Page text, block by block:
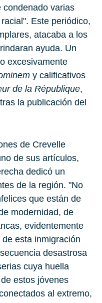
condenado varias
Este periódico,
atacaba a los
ayuda. Un
excesivamente
y calificativos
de la République,
la publicación del
de Crevelle
de sus artículos,
dedicó un
de la región. "No
que están de
modernidad, de
evidentemente
esta inmigración
desastrosa
cuya huella
estos jóvenes
al extremo,